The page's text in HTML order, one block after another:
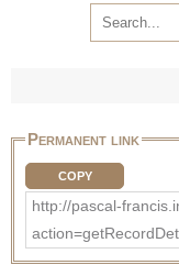
Permanent link
COPY
http://pascal-